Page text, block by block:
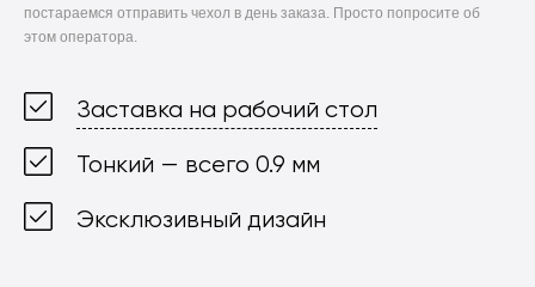
постараемся отправить чехол в день заказа. Просто попросите об
этом оператора.
Заставка на рабочий стол
Тонкий — всего 0.9 мм
Эксклюзивный дизайн